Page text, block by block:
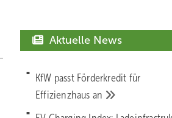
Aktuelle News
KfW passt Förderkredit für
Effizienzhaus an